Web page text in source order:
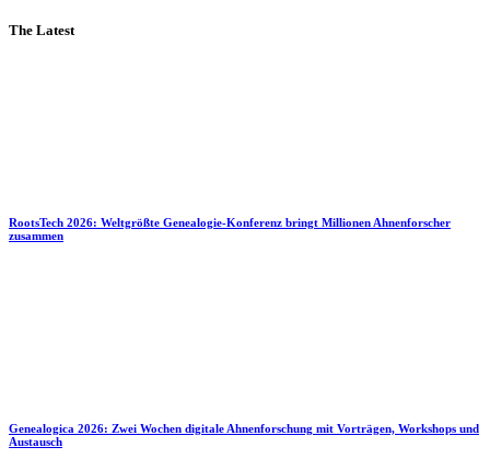
The Latest
RootsTech 2026: Weltgrößte Genealogie-Konferenz bringt Millionen Ahnenforscher
zusammen
Genealogica 2026: Zwei Wochen digitale Ahnenforschung mit Vorträgen, Workshops und
Austausch